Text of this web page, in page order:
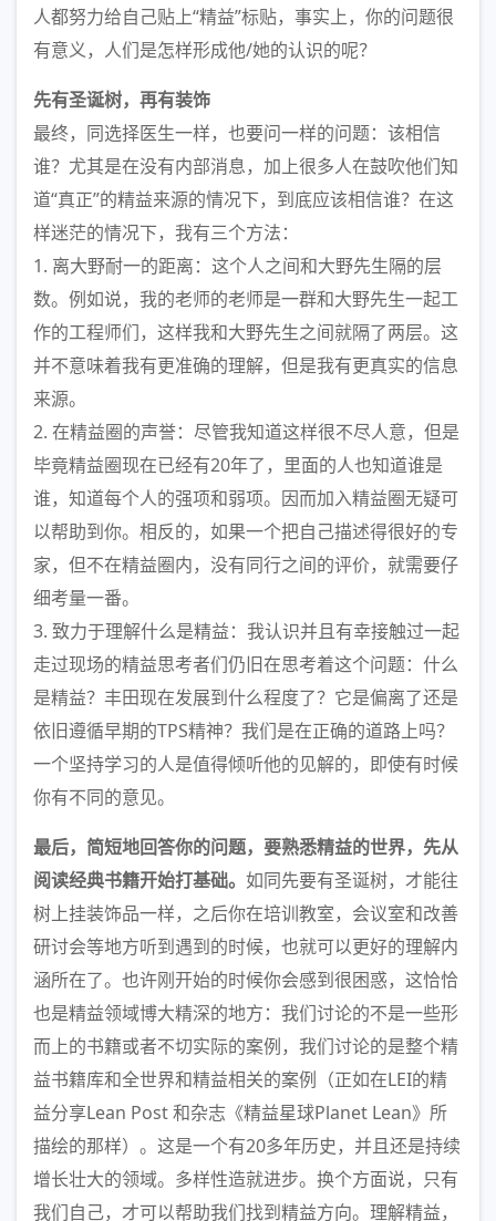
人都努力给自己贴上“精益”标贴，事实上，你的问题很
有意义，人们是怎样形成他/她的认识的呢？
先有圣诞树，再有装饰
最终，同选择医生一样，也要问一样的问题：该相信
谁？尤其是在没有内部消息，加上很多人在鼓吹他们知
道“真正”的精益来源的情况下，到底应该相信谁？在这
样迷茫的情况下，我有三个方法：
1. 离大野耐一的距离：这个人之间和大野先生隔的层
数。例如说，我的老师的老师是一群和大野先生一起工
作的工程师们，这样我和大野先生之间就隔了两层。这
并不意味着我有更准确的理解，但是我有更真实的信息
来源。
2. 在精益圈的声誉：尽管我知道这样很不尽人意，但是
毕竟精益圈现在已经有20年了，里面的人也知道谁是
谁，知道每个人的强项和弱项。因而加入精益圈无疑可
以帮助到你。相反的，如果一个把自己描述得很好的专
家，但不在精益圈内，没有同行之间的评价，就需要仔
细考量一番。
3. 致力于理解什么是精益：我认识并且有幸接触过一起
走过现场的精益思考者们仍旧在思考着这个问题：什么
是精益？丰田现在发展到什么程度了？它是偏离了还是
依旧遵循早期的TPS精神？我们是在正确的道路上吗？
一个坚持学习的人是值得倾听他的见解的，即使有时候
你有不同的意见。
最后，简短地回答你的问题，要熟悉精益的世界，先从
阅读经典书籍开始打基础。 如同先要有圣诞树，才能往
树上挂装饰品一样，之后你在培训教室，会议室和改善
研讨会等地方听到遇到的时候，也就可以更好的理解内
涵所在了。也许刚开始的时候你会感到很困惑，这恰恰
也是精益领域博大精深的地方：我们讨论的不是一些形
而上的书籍或者不切实际的案例，我们讨论的是整个精
益书籍库和全世界和精益相关的案例（正如在LEI的精
益分享Lean Post 和杂志《精益星球Planet Lean》所
描绘的那样）。这是一个有20多年历史，并且还是持续
增长壮大的领域。多样性造就进步。换个方面说，只有
我们自己，才可以帮助我们找到精益方向。理解精益，